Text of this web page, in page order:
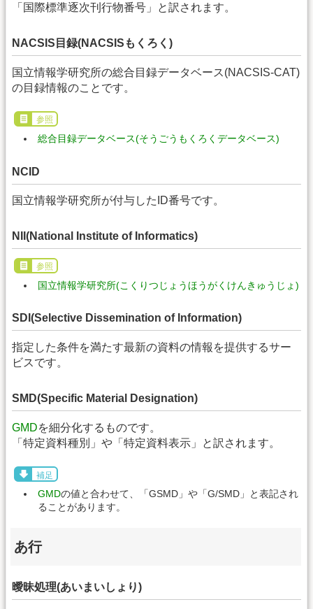
「国際標準逐次刊行物番号」と訳されます。
NACSIS目録(NACSISもくろく)
国立情報学研究所の総合目録データベース(NACSIS-CAT)
の目録情報のことです。
参照
総合目録データベース(そうごうもくろくデータベース)
NCID
国立情報学研究所が付与したID番号です。
NII(National Institute of Informatics)
参照
国立情報学研究所(こくりつじょうほうがくけんきゅうじょ)
SDI(Selective Dissemination of Information)
指定した条件を満たす最新の資料の情報を提供するサー
ビスです。
SMD(Specific Material Designation)
GMDを細分化するものです。
「特定資料種別」や「特定資料表示」と訳されます。
補足
GMDの値と合わせて、「GSMD」や「G/SMD」と表記され
ることがあります。
あ行
曖昧処理(あいまいしょり)